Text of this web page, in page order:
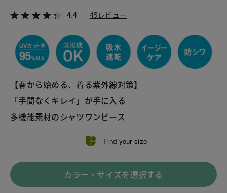
4.4 45レビュー
【春から始める、着る紫外線対策】
「手間なくキレイ」が手に入る
多機能素材のシャツワンピース
Find your size
カラー・サイズを選択する
LINE X メール